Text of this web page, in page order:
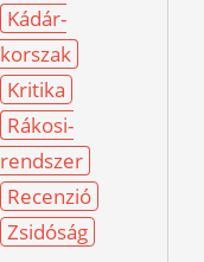
Kádár-
korszak
Kritika
Rákosi-
rendszer
Recenzió
Zsidóság